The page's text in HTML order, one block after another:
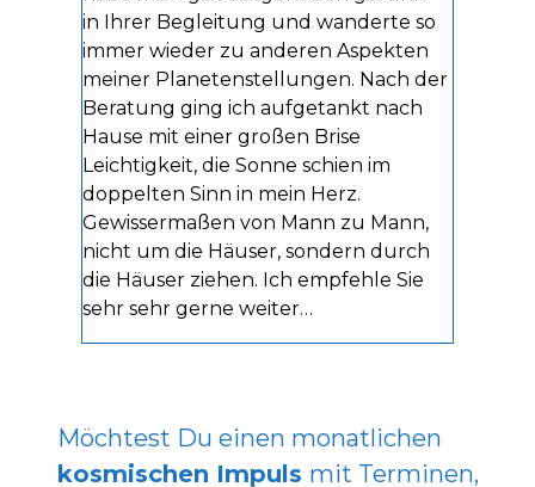
in Ihrer Begleitung und wanderte so
immer wieder zu anderen Aspekten
meiner Planetenstellungen. Nach der
Beratung ging ich aufgetankt nach
Hause mit einer großen Brise
Leichtigkeit, die Sonne schien im
doppelten Sinn in mein Herz.
Gewissermaßen von Mann zu Mann,
nicht um die Häuser, sondern durch
die Häuser ziehen. Ich empfehle Sie
sehr sehr gerne weiter…
Möchtest Du einen monatlichen
kosmischen Impuls mit Terminen,